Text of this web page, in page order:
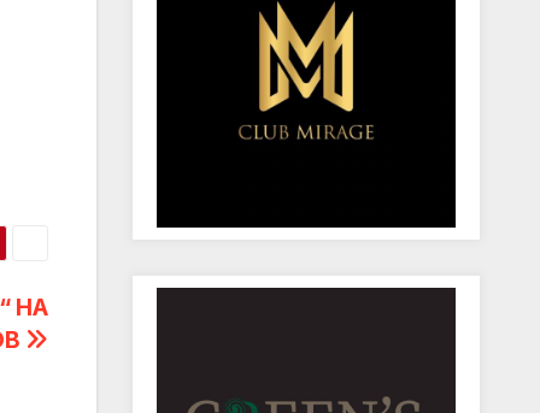
НА